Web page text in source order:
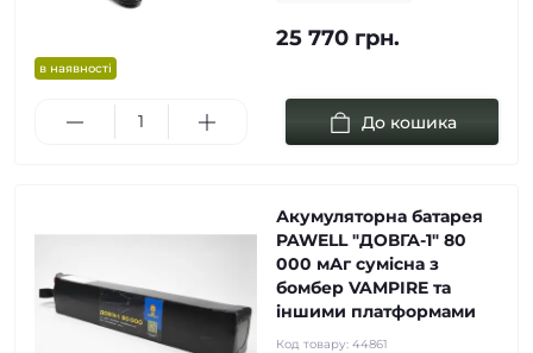
в наявності
25 770 грн.
До кошика
Акумуляторна батарея
PAWELL "ДОВГА-1" 80
000 мАг сумісна з
бомбер VAMPIRE та
іншими платформами
Код товару: 44861